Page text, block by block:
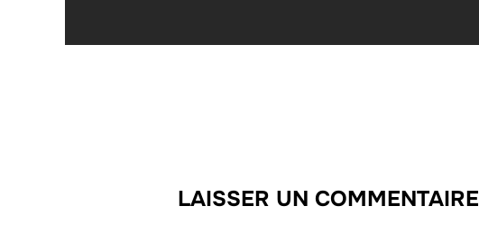
LAISSER UN COMMENTAIRE